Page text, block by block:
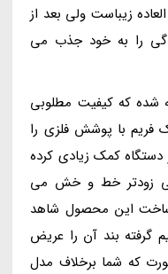
زیباست ولی بعد از
را به خود جذب می
شده که کیفیت مطلوبی
فریم با پوشش فلزی را
کمک زیادی کرده
زودتر خط و خش می
ساخت این محصول شاهد
بند آن را عریض
که شما برخلاف مدل